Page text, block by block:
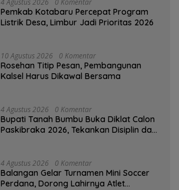
4 Agustus 2026 0 Komentar
Pemkab Kotabaru Percepat Program
Listrik Desa, Limbur Jadi Prioritas 2026
10 Agustus 2026 0 Komentar
Rosehan Titip Pesan, Pembangunan
Kalsel Harus Dikawal Bersama
4 Agustus 2026 0 Komentar
Bupati Tanah Bumbu Buka Diklat Calon
Paskibraka 2026, Tekankan Disiplin dan
4 Agustus 2026 0 Komentar
Balangan Gelar Turnamen Mini Soccer
Perdana, Dorong Lahirnya Atlet